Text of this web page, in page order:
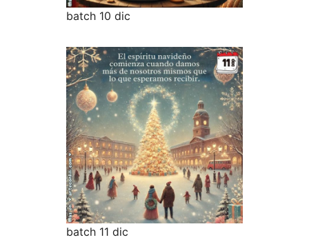
batch 10 dic
batch 11 dic